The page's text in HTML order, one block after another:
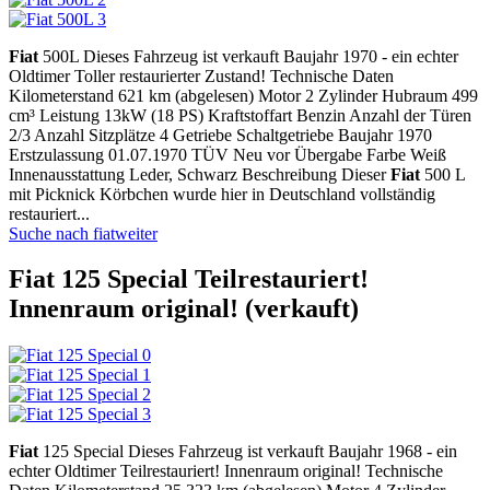
Fiat 500L Dieses Fahrzeug ist verkauft Baujahr 1970 - ein echter
Oldtimer Toller restaurierter Zustand! Technische Daten
Kilometerstand 621 km (abgelesen) Motor 2 Zylinder Hubraum 499
cm³ Leistung 13kW (18 PS) Kraftstoffart Benzin Anzahl der Türen
2/3 Anzahl Sitzplätze 4 Getriebe Schaltgetriebe Baujahr 1970
Erstzulassung 01.07.1970 TÜV Neu vor Übergabe Farbe Weiß
Innenausstattung Leder, Schwarz Beschreibung DieserFiat 500 L
mit Picknick Körbchen wurde hier in Deutschland vollständig
restauriert...
Suche nach fiatweiter
Fiat 125 Special Teilrestauriert!
Innenraum original! (verkauft)
Fiat 125 Special Dieses Fahrzeug ist verkauft Baujahr 1968 - ein
echter Oldtimer Teilrestauriert! Innenraum original! Technische